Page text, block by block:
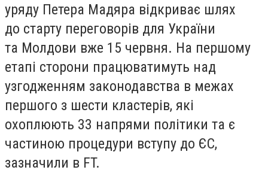
уряду Петера Мадяра відкриває шлях
до старту переговорів для України
та Молдови вже 15 червня. На першому
етапі сторони працюватимуть над
узгодженням законодавства в межах
першого з шести кластерів, які
охоплюють 33 напрями політики та є
частиною процедури вступу до ЄС,
зазначили в FT.